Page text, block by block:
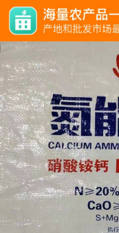
规格
氮肥